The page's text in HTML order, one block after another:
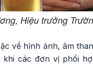
Hiệu trưởng
về hình ảnh, âm
khi các đơn vị phối